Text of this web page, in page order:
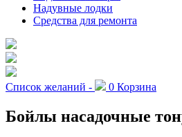
Надувные лодки
Средства для ремонта
Список желаний - 0 Корзина
Бойлы насадочные